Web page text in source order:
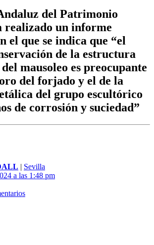
del Patrimonio
realizado un informe
el que se indica que “el
de la estructura
mausoleo es preocupante
del forjado y el de la
del grupo escultórico
de corrosión y suciedad”
| Sevilla
a las 1:48 pm